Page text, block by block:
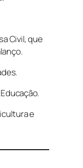
Civil, que
e